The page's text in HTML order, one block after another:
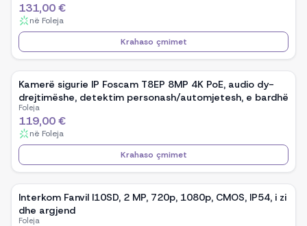
131,00 €
në Foleja
Krahaso çmimet
Kamerë sigurie IP Foscam T8EP 8MP 4K PoE, audio dy-
drejtimëshe, detektim personash/automjetesh, e bardhë
Foleja
119,00 €
në Foleja
Krahaso çmimet
Interkom Fanvil I10SD, 2 MP, 720p, 1080p, CMOS, IP54, i zi
dhe argjend
Foleja